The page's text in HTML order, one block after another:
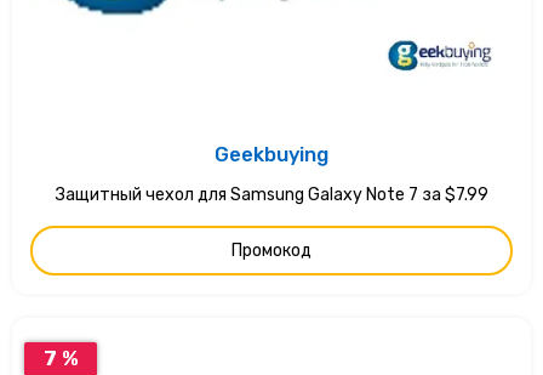
Geekbuying
Защитный чехол для Samsung Galaxy Note 7 за $7.99
Промокод
7 %